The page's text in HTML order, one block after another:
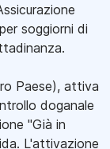
soggiorni di
Paese), attiva
doganale
"Già in
L'attivazione